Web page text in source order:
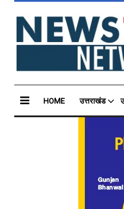
HOME उत्तराखंड